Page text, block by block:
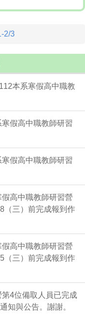
2/3
本系寒假高中職教
寒假高中職教師研習
寒假高中職教師研習
假高中職教師研習營
（三）前完成報到作
假高中職教師研習營
（三）前完成報到作
4位備取人員已完成
知與公告。謝謝。